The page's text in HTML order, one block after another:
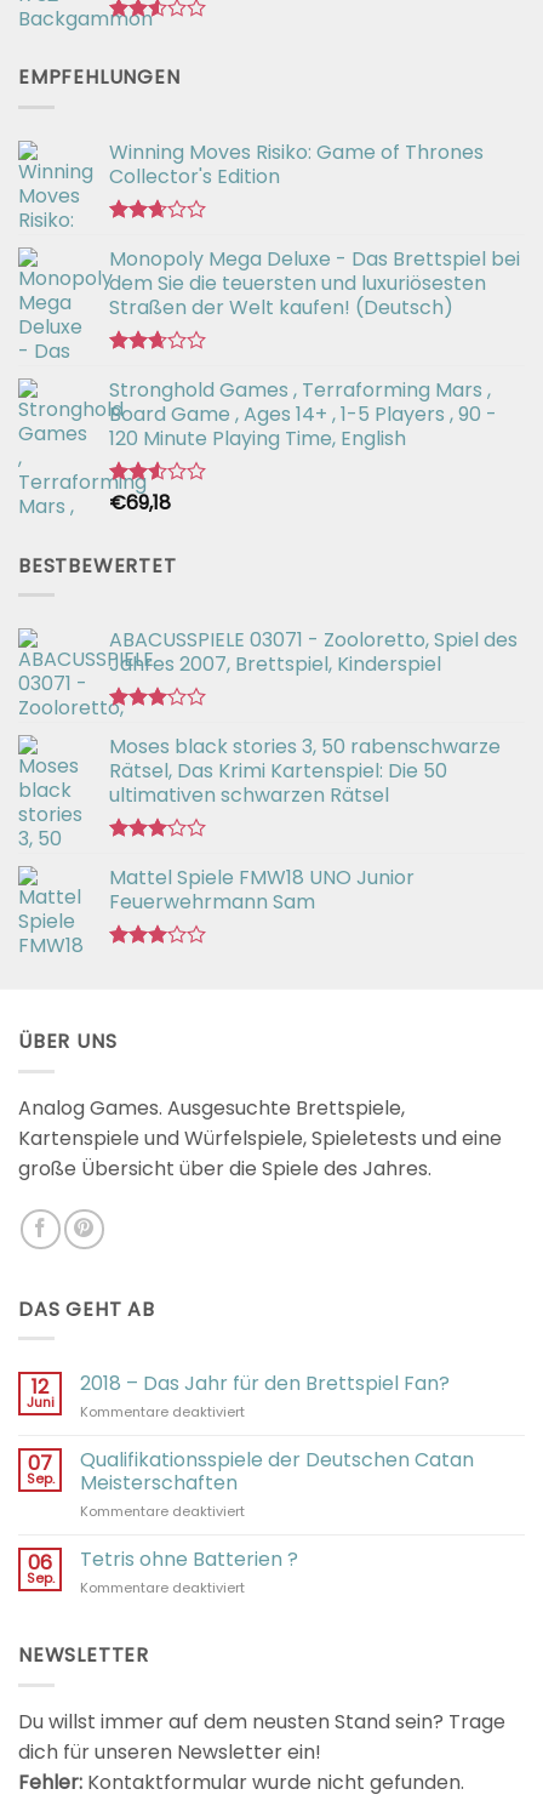
2.51
EMPFEHLUNGEN
Winning Moves Risiko: Game of Thrones
Collector's Edition
mit
2.66
von 5
Monopoly Mega Deluxe - Das Brettspiel bei
dem Sie die teuersten und luxuriösesten
Straßen der Welt kaufen! (Deutsch)
mit
2.64
von 5
Stronghold Games , Terraforming Mars ,
Board Game , Ages 14+ , 1-5 Players , 90 -
120 Minute Playing Time, English
Bewertet
von 5
€69,18
BESTBEWERTET
ABACUSSPIELE 03071 - Zooloretto, Spiel des
Jahres 2007, Brettspiel, Kinderspiel
mit
3.02
von 5
Moses black stories 3, 50 rabenschwarze
Rätsel, Das Krimi Kartenspiel: Die 50
ultimativen schwarzen Rätsel
mit
3.00
von 5
Mattel Spiele FMW18 UNO Junior
Feuerwehrmann Sam
ÜBER UNS
Analog Games. Ausgesuchte Brettspiele,
Kartenspiele und Würfelspiele, Spieletests und eine
große Übersicht über die Spiele des Jahres.
DAS GEHT AB
12
Juni
2018 – Das Jahr für den Brettspiel Fan?
Kommentare deaktiviertfür
–
Das
für
Brettspiel
07
Sep.
Qualifikationsspiele der Deutschen Catan
Meisterschaften
Kommentare deaktiviertfür
der
Deutschen
Catan
06
Sep.
Tetris ohne Batterien ?
Kommentare deaktiviertfür
NEWSLETTER
Du willst immer auf dem neusten Stand sein? Trage
dich für unseren Newsletter ein!
Fehler: Kontaktformular wurde nicht gefunden.